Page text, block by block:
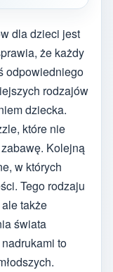
dla dzieci jest
że każdy
odpowiedniego
rodzajów
dziecka.
które nie
Kolejną
w których
Tego rodzaju
także
świata
to